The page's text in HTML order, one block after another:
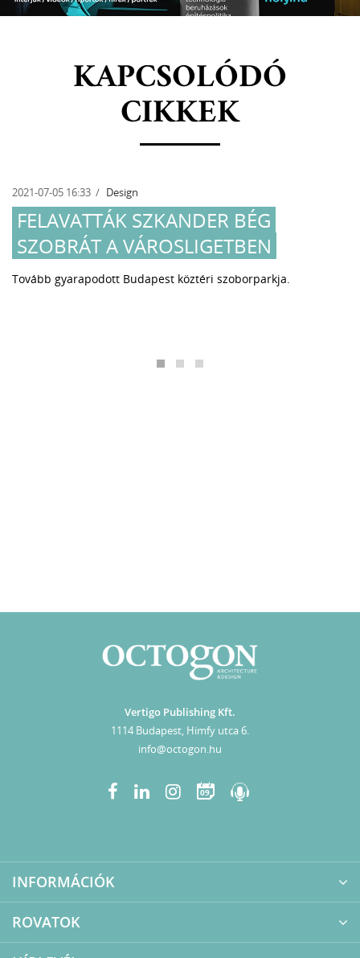
KAPCSOLÓDÓ
CIKKEK
2021-07-05 16:33 Design
FELAVATTÁK SZKANDER BÉG
SZOBRÁT A VÁROSLIGETBEN
Tovább gyarapodott Budapest köztéri szoborparkja.
Vertigo Publishing Kft.
1114 Budapest, Himfy utca 6.
info@octogon.hu
09
INFORMÁCIÓK
ROVATOK